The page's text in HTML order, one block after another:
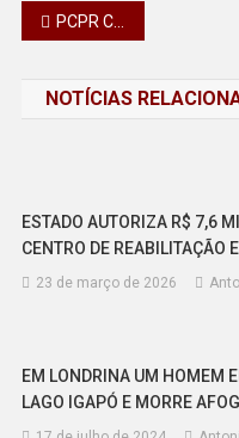
Navegação
Post
PCPR CUMPRE MANDADOS EM OPERAÇÃO QUE INVESTIGA LAVAGEM DE BENS EM PATO BRANCO
NOTÍCIAS
ESTADO AUTORIZA R$ 7,6
CENTRO DE REABILITAÇÃO
23 de março de 2026
EM LONDRINA UM HOMEM
LAGO IGAPÓ E MORRE